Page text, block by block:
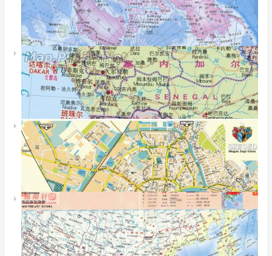
瑞典地图
俄勒冈州地图(Oreg
东京迪士尼海洋导游